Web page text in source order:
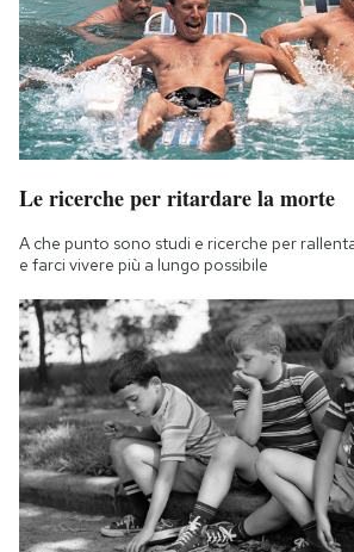
Le ricerche per ritardare la morte
A che punto sono studi e ricerche per
e farci vivere più a lungo possibile